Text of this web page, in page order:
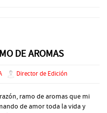
DE AROMAS
Director de Edición
ramo de aromas que mi
de amor toda la vida y